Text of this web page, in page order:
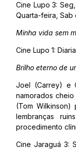
Cine Lupo 3:
Quarta-feira, Sab
Minha vida sem
Cine Lupo 1:
Brilho eterno de
Joel (Carrey) e
namorados
(Tom Wilkinson)
lembranças
procedimento
Cine Jaraguá 3: